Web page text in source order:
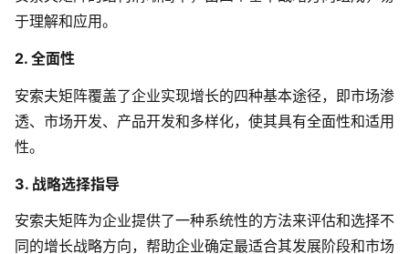
AI生成安索夫矩阵
AI生成Grow模型
企业服务
于理解和应用。
2. 全面性
安索夫矩阵覆盖了企业实现增长的四种基本途径，即市场渗
透、市场开发、产品开发和多样化，使其具有全面性和适用
性。
3. 战略选择指导
安索夫矩阵为企业提供了一种系统性的方法来评估和选择不
同的增长战略方向，帮助企业确定最适合其发展阶段和市场